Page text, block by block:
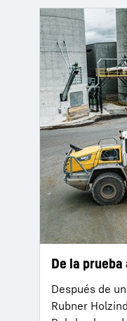
De la
Después de
Rubner